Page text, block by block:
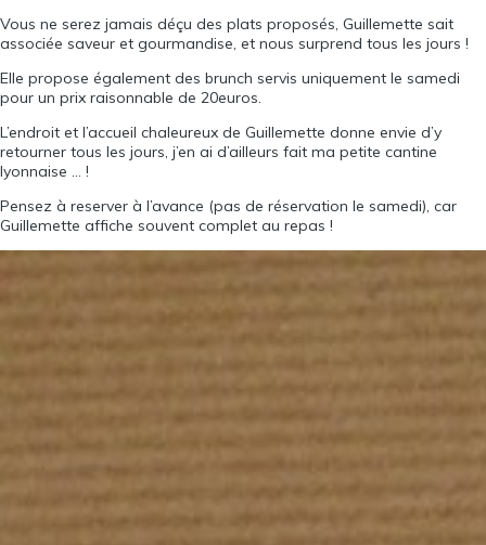
Vous ne serez jamais déçu des plats proposés, Guillemette sait
associée saveur et gourmandise, et nous surprend tous les jours !
Elle propose également des brunch servis uniquement le samedi
pour un prix raisonnable de 20euros.
L’endroit et l’accueil chaleureux de Guillemette donne envie d’y
retourner tous les jours, j’en ai d’ailleurs fait ma petite cantine
lyonnaise … !
Pensez à reserver à l’avance (pas de réservation le samedi), car
Guillemette affiche souvent complet au repas !